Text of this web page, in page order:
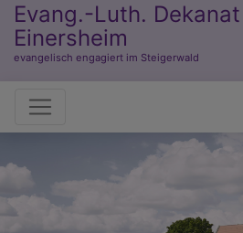
Evang.-Luth.
Einersheim
evangelisch engagiert im Steigerwald
Hauptnavigation